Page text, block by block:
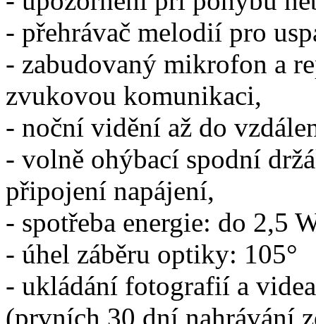
- přehrávač melodií pro
- zabudovaný mikrofon a
zvukovou komunikaci,
- noční vidění až do
- volně ohýbací spodní
připojení napájení,
- spotřeba energie: do 2,5
- úhel záběru optiky: 105°
- ukládání fotografií a
(prvních 30 dní nahrávání